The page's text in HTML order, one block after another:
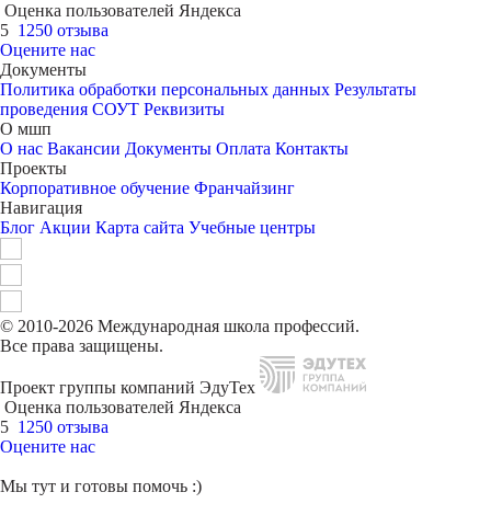
Оценка пользователей Яндекса
5 1250 отзыва
Оцените нас
Документы
Политика обработки персональных данных Результаты
проведения СОУТ Реквизиты
О мшп
О нас Вакансии Документы Оплата Контакты
Проекты
Корпоративное обучение Франчайзинг
Навигация
Блог Акции Карта сайта Учебные центры
© 2010-2026 Международная школа профессий.
Все права защищены.
Проект группы компаний ЭдуТех
Оценка пользователей Яндекса
5 1250 отзыва
Оцените нас
Мы тут и готовы помочь :)